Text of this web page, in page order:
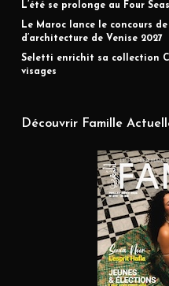
L’été se prolonge au Four
Le Maroc lance le concours
d’architecture de Venise 2027
Seletti enrichit sa collection
visages
Découvrir Famille